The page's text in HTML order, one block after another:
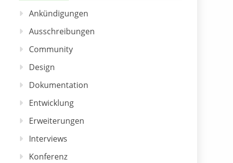
Ankündigungen
Ausschreibungen
Community
Design
Dokumentation
Entwicklung
Erweiterungen
Interviews
Konferenz